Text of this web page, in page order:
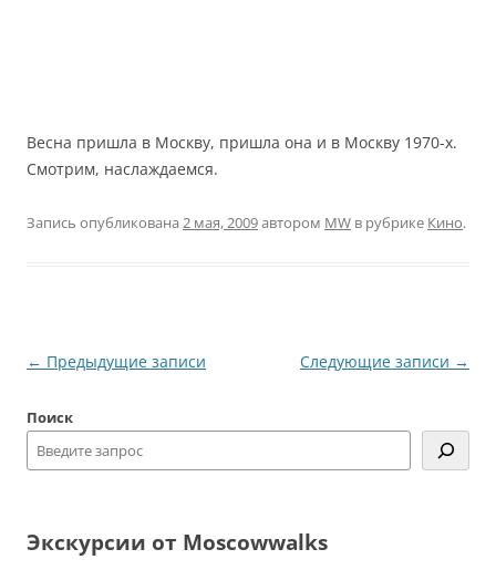
Весна пришла в Москву, пришла она и в Москву 1970-х.
Смотрим, наслаждаемся.
Запись опубликована 2 мая, 2009автором MW в рубрике Кино.
Навигация
записям
← Предыдущие записи Следующие записи →
Поиск
Экскурсии от Moscowwalks